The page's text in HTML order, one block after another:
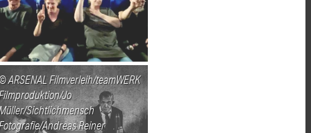
ARSENAL Filmverleih/teamWERK
Jo
Sichtlichmensch
Andreas Reiner